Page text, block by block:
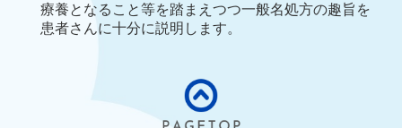
療養となること等を踏まえつつ一般名処方の趣旨を
患者さんに十分に説明します。